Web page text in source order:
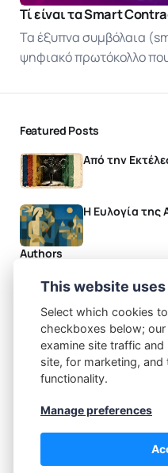
Τί είναι τα Smart
Τα έξυπνα συμβόλαια
ψηφιακό πρωτόκολλο
Featured Posts
Από την
Η Ευλογία της
Authors
Χρήστος Χιώτης
Recommended Topics
Blog (48) Δράσεις
©
This website
Select which cookies
checkboxes below;
examine site traffic
site, for marketing,
functionality.
Manage preferences